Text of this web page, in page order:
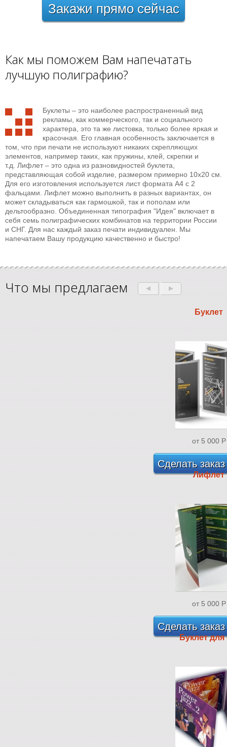
Закажи прямо сейчас
Как мы поможем Вам напечатать
лучшую полиграфию?
Буклеты – это наиболее распространенный вид
рекламы, как коммерческого, так и социального
характера, это та же листовка, только более яркая и
красочная. Его главная особенность заключается в
том, что при печати не используют никаких скрепляющих
элементов, например таких, как пружины, клей, скрепки и
т.д. Лифлет – это одна из разновидностей буклета,
представляющая собой изделие, размером примерно 10х20 см.
Для его изготовления используется лист формата А4 с 2
фальцами. Лифлет можно выполнить в разных вариантах, он
может складываться как гармошкой, так и пополам или
дельтообразно. Объединенная типография "Идея" включает в
себя семь полиграфических комбинатов на территории России
и СНГ. Для нас каждый заказ печати индивидуален. Мы
напечатаем Вашу продукцию качественно и быстро!
Что мы предлагаем
Буклет
от 5 000 P
Сделать
Лифлет
от 5 000 P
Сделать
Буклет для